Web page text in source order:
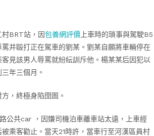
村BRT站，因包養網評價 上車時的瑣事與駕駛B5
罵并毆打正在駕車的劉某。劉某自願將車輛停在
見該男人辱罵就紛紜訓斥他。楊某某后因犯以
年三個月。
，終極身陷囹圄。
公共car ，因嫌司機泊車離車站太遠，上車經
乘客勸止。當天21時許，當車行至河漢區員村